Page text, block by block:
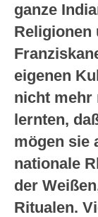
ganze
Religionen
eigenen
nicht mehr
lernten,
mögen sie
nationale
der
Ritualen.